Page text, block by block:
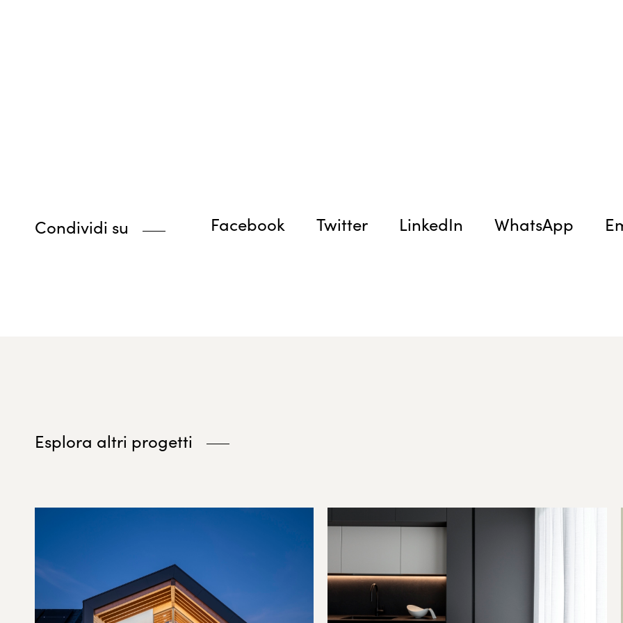
Condividi su Facebook Twitter LinkedIn WhatsApp
Esplora altri progetti